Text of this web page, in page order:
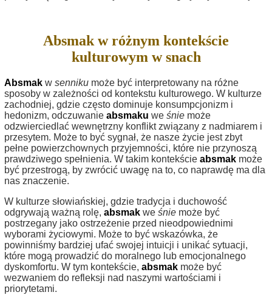
Absmak w różnym kontekście
kulturowym w snach
Absmak w senniku może być interpretowany na różne
sposoby w zależności od kontekstu kulturowego. W kulturze
zachodniej, gdzie często dominuje konsumpcjonizm i
hedonizm, odczuwanie absmaku we śnie może
odzwierciedlać wewnętrzny konflikt związany z nadmiarem i
przesytem. Może to być sygnał, że nasze życie jest zbyt
pełne powierzchownych przyjemności, które nie przynoszą
prawdziwego spełnienia. W takim kontekście absmak może
być przestrogą, by zwrócić uwagę na to, co naprawdę ma dla
nas znaczenie.
W kulturze słowiańskiej, gdzie tradycja i duchowość
odgrywają ważną rolę, absmak we śnie może być
postrzegany jako ostrzeżenie przed nieodpowiednimi
wyborami życiowymi. Może to być wskazówka, że
powinniśmy bardziej ufać swojej intuicji i unikać sytuacji,
które mogą prowadzić do moralnego lub emocjonalnego
dyskomfortu. W tym kontekście, absmak może być
wezwaniem do refleksji nad naszymi wartościami i
priorytetami.